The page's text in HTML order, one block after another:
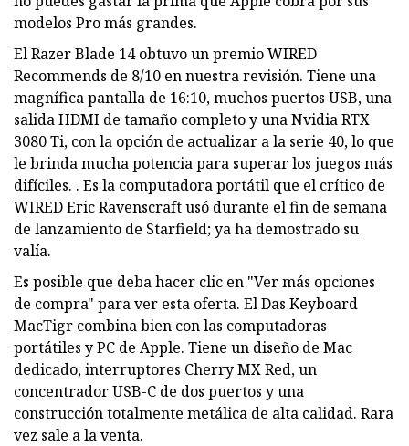
modelos Pro más grandes.
El Razer Blade 14 obtuvo un premio WIRED
Recommends de 8/10 en nuestra revisión. Tiene una
magnífica pantalla de 16:10, muchos puertos USB, una
salida HDMI de tamaño completo y una Nvidia RTX
3080 Ti, con la opción de actualizar a la serie 40, lo que
le brinda mucha potencia para superar los juegos más
difíciles. . Es la computadora portátil que el crítico de
WIRED Eric Ravenscraft usó durante el fin de semana
de lanzamiento de Starfield; ya ha demostrado su
valía.
Es posible que deba hacer clic en "Ver más opciones
de compra" para ver esta oferta. El Das Keyboard
MacTigr combina bien con las computadoras
portátiles y PC de Apple. Tiene un diseño de Mac
dedicado, interruptores Cherry MX Red, un
concentrador USB-C de dos puertos y una
construcción totalmente metálica de alta calidad. Rara
vez sale a la venta.